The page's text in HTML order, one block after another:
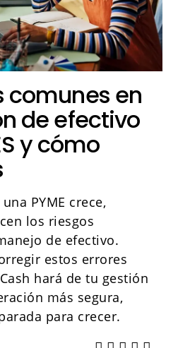
comunes en
de efectivo
y cómo
PYME crece,
los riesgos
de efectivo.
estos errores
hará de tu gestión
más segura,
para crecer.